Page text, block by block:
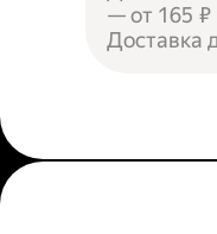
— от 165 ₽
Доставка